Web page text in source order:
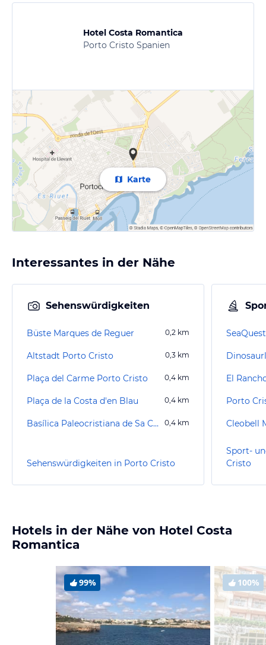
Hotel Costa Romantica
Porto Cristo Spanien
Karte
Interessantes in der Nähe
Sehenswürdigkeiten
Büste Marques de Reguer 0,2 km
Altstadt Porto Cristo 0,3 km
Plaça del Carme Porto Cristo 0,4 km
Plaça de la Costa d'en Blau 0,4 km
Basílica Paleocristiana de Sa Carrotja 0,4 km
Sehenswürdigkeiten in Porto Cristo
El
Porto
Cleobell
Sport-
Cristo
Hotels in der Nähe von Hotel Costa
Romantica
99% 100%